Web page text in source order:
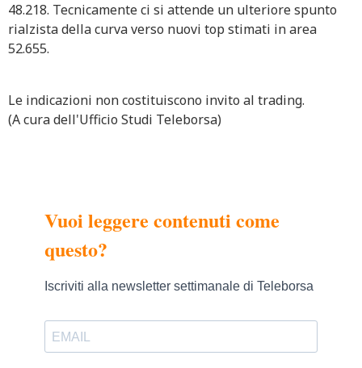
48.218. Tecnicamente ci si attende un ulteriore spunto
rialzista della curva verso nuovi top stimati in area
52.655.
Le indicazioni non costituiscono invito al trading.
(A cura dell'Ufficio Studi Teleborsa)